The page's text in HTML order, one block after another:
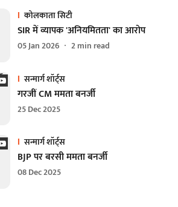
कोलकाता सिटी
SIR में व्यापक 'अनियमितता' का आरोप
05 Jan 2026 2min read
सन्मार्ग शॉर्ट्स
गरजीं CM ममता बनर्जी
25 Dec 2025
सन्मार्ग शॉर्ट्स
BJP पर बरसी ममता बनर्जी
08 Dec 2025